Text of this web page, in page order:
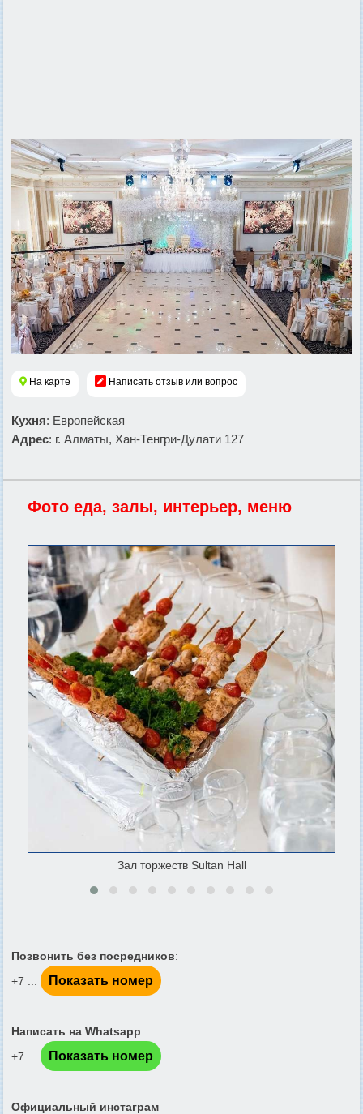
На карте Написать отзыв или вопрос
Кухня: Европейская
Адрес: г. Алматы, Хан-Тенгри-Дулати 127
Фото еда, залы, интерьер, меню
Зал торжеств Sultan Hall
Позвонить без посредников:
+7 ...
Показать номер
Написать на Whatsapp:
+7 ...
Показать номер
Официальный инстаграм